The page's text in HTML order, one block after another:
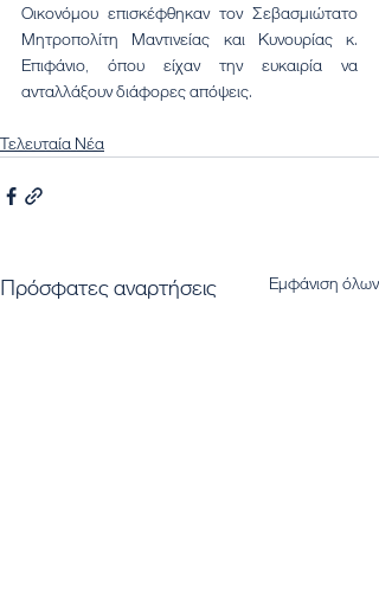
Οικονόμου επισκέφθηκαν τον Σεβασμιώτατο
Μητροπολίτη Μαντινείας και Κυνουρίας κ.
Επιφάνιο, όπου είχαν την ευκαιρία να
ανταλλάξουν διάφορες απόψεις.
Τελευταία Νέα
Πρόσφατες αναρτήσεις Εμφάνιση όλων